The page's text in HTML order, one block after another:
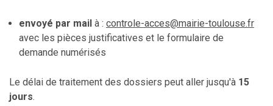
envoyé par mail à : controle-acces@mairie-toulouse.fr
avec les pièces justificatives et le formulaire de
demande numérisés
Le délai de traitement des dossiers peut aller jusqu'à 15
jours.